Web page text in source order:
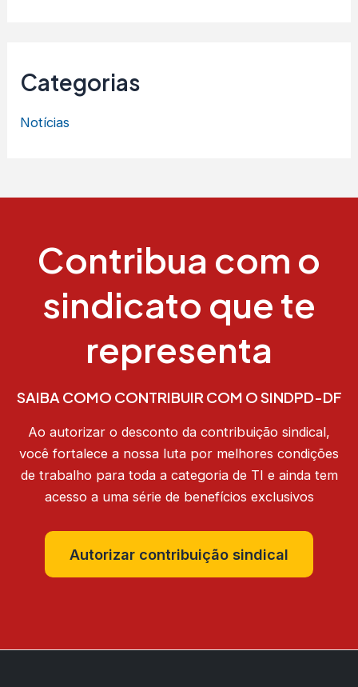
Categorias
Notícias
Contribua com o
sindicato que te
representa
SAIBA COMO CONTRIBUIR COM O SINDPD-DF
Ao autorizar o desconto da contribuição sindical,
você fortalece a nossa luta por melhores condições
de trabalho para toda a categoria de TI e ainda tem
acesso a uma série de benefícios exclusivos
Autorizar contribuição sindical